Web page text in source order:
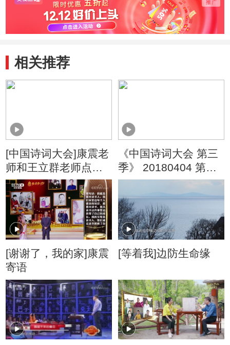
相关推荐
[中国诗词大会]康震老
师和王立群老师点
评“我未成名君未嫁，
可能俱是不如人”
《中国诗词大会 第三
季》 20180404 第十
场
[谢谢了，我的家]康震
寄语
[等着我]边防生命缘